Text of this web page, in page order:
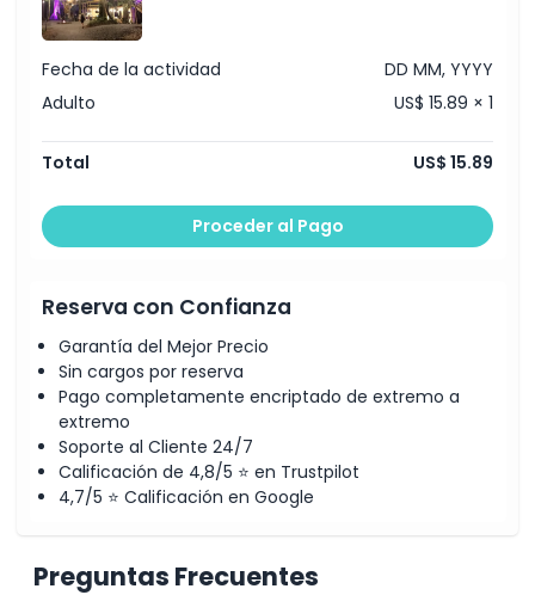
Fecha de la actividad
DD MM, YYYY
Adulto
US$ 15.89 × 1
Total US$ 15.89
Proceder al Pago
Reserva con Confianza
Garantía del Mejor Precio
Sin cargos por reserva
Pago completamente encriptado de extremo a
extremo
Soporte al Cliente 24/7
Calificación de 4,8/5 ⭐ en Trustpilot
4,7/5 ⭐ Calificación en Google
Preguntas Frecuentes